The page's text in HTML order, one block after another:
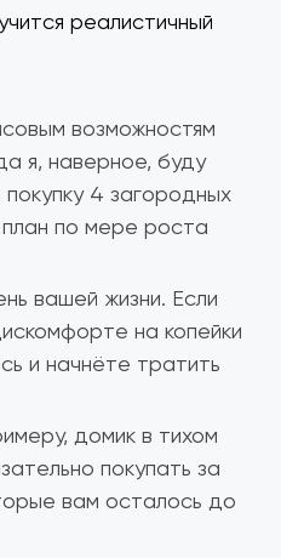
реалистичный
возможностям
я, наверное, буду
4 загородных
по мере роста
вашей жизни. Если
на копейки
и начнёте тратить
домик в тихом
покупать за
вам осталось до